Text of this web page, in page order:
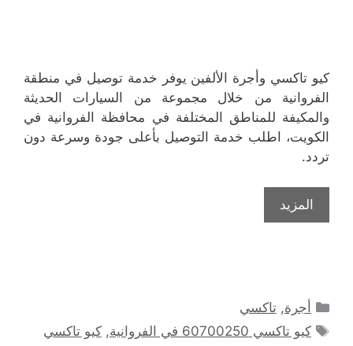
كيو تاكسي وأجرة الألفين يوفر خدمة توصيل في منطقة
الفروانية من خلال مجموعة من السيارات الحديثة
والمكيفة للمناطق المختلفة في محافظة الفروانية في
الكويت، اطلب خدمة التوصيل بأعلى جودة وسرعة دون
تردد.
المزيد
التصنيفات
أجرة,تاكسي
الوسوم
كيو تاكسي 60700250 في الفروانية ,كيو تاكسي